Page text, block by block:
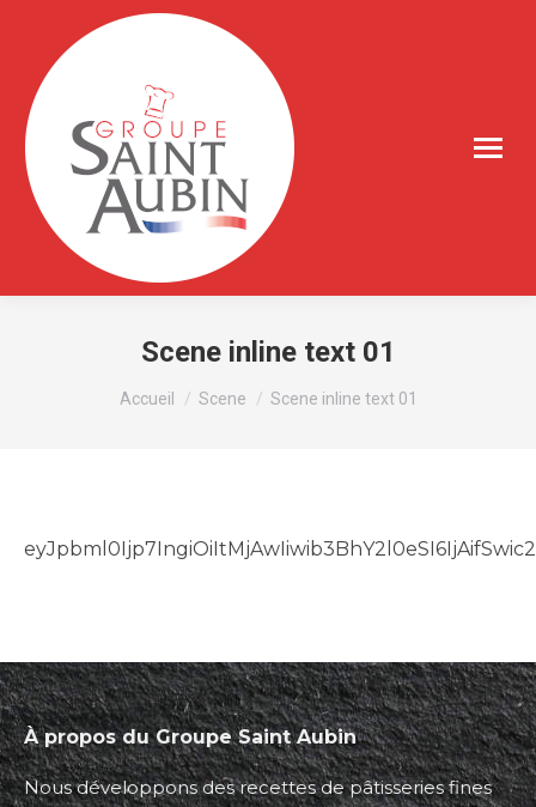
Scene inline text 01
Vous êtes ici :
Accueil Scene Scene inline text 01
À propos du Groupe Saint Aubin
Nous développons des recettes de pâtisseries fines